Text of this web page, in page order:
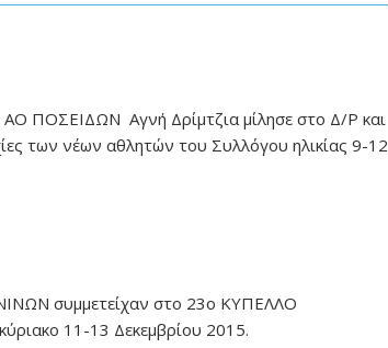
ΠΟΣΕΙΔΩΝ Αγνή Δρίμτζια μίλησε στο Δ/Ρ και
των νέων αθλητών του Συλλόγου ηλικίας 9-12
συμμετείχαν στο 23ο ΚΥΠΕΛΛΟ
11-13 Δεκεμβρίου 2015.